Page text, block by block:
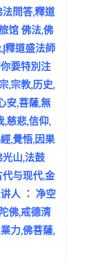
問答,釋道
馆 佛法,佛
釋道盛法師
要特別注
,宗教,历史,
安,菩薩,無
,慈悲,信仰,
,覺悟,因果
山,法鼓
代与现代,金
人 ： 净空
佛,戒德清
力,佛菩薩,